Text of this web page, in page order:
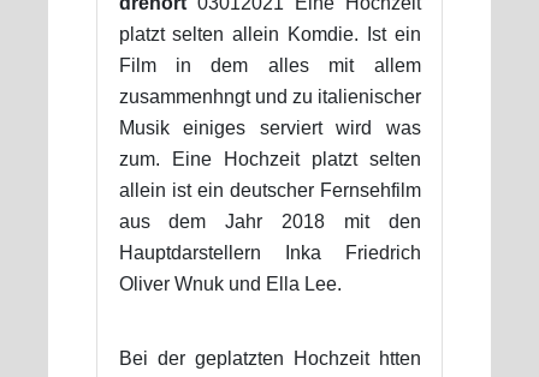
platzt selten allein Komdie. Ist ein
Film in dem alles mit allem
zusammenhngt und zu italienischer
Musik einiges serviert wird was
zum. Eine Hochzeit platzt selten
allein ist ein deutscher Fernsehfilm
aus dem Jahr 2018 mit den
Hauptdarstellern Inka Friedrich
Oliver Wnuk und Ella Lee.
Bei der geplatzten Hochzeit htten